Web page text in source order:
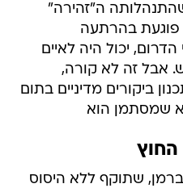
ה"זהירה"
פוגעת בהרתעה
יכול היה לאיים
אבל זה לא קורה,
ביקורים מדיניים בתום
שמסתמן הוא
שתוקף ללא היסוס